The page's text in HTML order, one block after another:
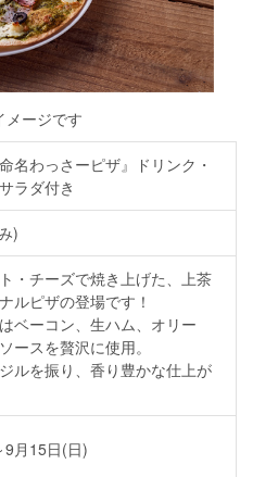
メージです
名わっさーピザ』ドリンク・
ラダ付き
)
・チーズで焼き上げた、上茶
ルピザの登場です！
ベーコン、生ハム、オリー
ースを贅沢に使用。
ルを振り、香り豊かな仕上が
月15日(日)